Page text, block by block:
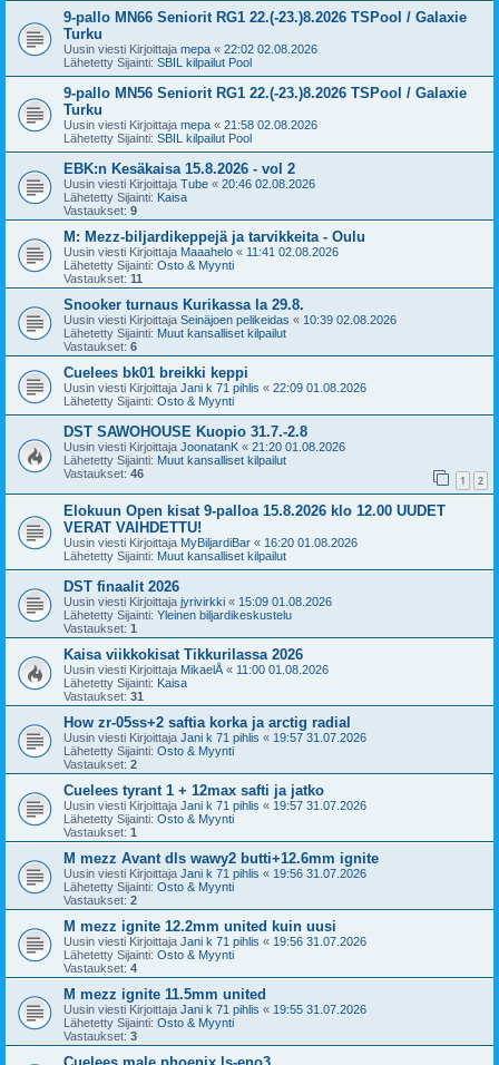
9-pallo MN66 Seniorit RG1 22.(-23.)8.2026 TSPool / Galaxie
Turku
Uusin viesti Kirjoittaja mepa « 22:02 02.08.2026
Lähetetty Sijainti: SBIL kilpailut Pool
9-pallo MN56 Seniorit RG1 22.(-23.)8.2026 TSPool / Galaxie
Turku
Uusin viesti Kirjoittaja mepa « 21:58 02.08.2026
Lähetetty Sijainti: SBIL kilpailut Pool
EBK:n Kesäkaisa 15.8.2026 - vol 2
Uusin viesti Kirjoittaja Tube « 20:46 02.08.2026
Lähetetty Sijainti: Kaisa
Vastaukset: 9
M: Mezz-biljardikeppejä ja tarvikkeita - Oulu
Uusin viesti Kirjoittaja Maaahelo « 11:41 02.08.2026
Lähetetty Sijainti: Osto & Myynti
Vastaukset: 11
Snooker turnaus Kurikassa la 29.8.
Uusin viesti Kirjoittaja Seinäjoen pelikeidas « 10:39 02.08.2026
Lähetetty Sijainti: Muut kansalliset kilpailut
Vastaukset: 6
Cuelees bk01 breikki keppi
Uusin viesti Kirjoittaja Jani k 71 pihlis « 22:09 01.08.2026
Lähetetty Sijainti: Osto & Myynti
DST SAWOHOUSE Kuopio 31.7.-2.8
Uusin viesti Kirjoittaja JoonatanK « 21:20 01.08.2026
Lähetetty Sijainti: Muut kansalliset kilpailut
Vastaukset: 46 1 2
Elokuun Open kisat 9-palloa 15.8.2026 klo 12.00 UUDET
VERAT VAIHDETTU!
Uusin viesti Kirjoittaja MyBiljardiBar « 16:20 01.08.2026
Lähetetty Sijainti: Muut kansalliset kilpailut
DST finaalit 2026
Uusin viesti Kirjoittaja jyrivirkki « 15:09 01.08.2026
Lähetetty Sijainti: Yleinen biljardikeskustelu
Vastaukset: 1
Kaisa viikkokisat Tikkurilassa 2026
Uusin viesti Kirjoittaja MikaelÅ « 11:00 01.08.2026
Lähetetty Sijainti: Kaisa
Vastaukset: 31
How zr-05ss+2 saftia korka ja arctig radial
Uusin viesti Kirjoittaja Jani k 71 pihlis « 19:57 31.07.2026
Lähetetty Sijainti: Osto & Myynti
Vastaukset: 2
Cuelees tyrant 1 + 12max safti ja jatko
Uusin viesti Kirjoittaja Jani k 71 pihlis « 19:57 31.07.2026
Lähetetty Sijainti: Osto & Myynti
Vastaukset: 1
M mezz Avant dls wawy2 butti+12.6mm ignite
Uusin viesti Kirjoittaja Jani k 71 pihlis « 19:56 31.07.2026
Lähetetty Sijainti: Osto & Myynti
Vastaukset: 2
M mezz ignite 12.2mm united kuin uusi
Uusin viesti Kirjoittaja Jani k 71 pihlis « 19:56 31.07.2026
Lähetetty Sijainti: Osto & Myynti
Vastaukset: 4
M mezz ignite 11.5mm united
Uusin viesti Kirjoittaja Jani k 71 pihlis « 19:55 31.07.2026
Lähetetty Sijainti: Osto & Myynti
Vastaukset: 3